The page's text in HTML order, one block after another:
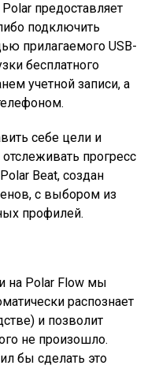
предоставляет
подключить
прилагаемого USB-
бесплатного
учетной записи, а
себе цели и
прогресс
Beat, создан
с выбором из
профилей.
на Polar Flow мы
распознает
и позволит
не произошло.
бы сделать это